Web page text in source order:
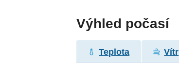
Výhled počasí
Teplota Vítr